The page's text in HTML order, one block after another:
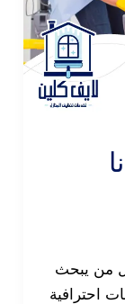
من يبحث
احترافية